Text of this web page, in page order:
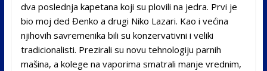
dva poslednja kapetana koji su plovili na jedra. Prvi je
bio moj ded Đenko a drugi Niko Lazari. Kao i većina
njihovih savremenika bili su konzervativni i veliki
tradicionalisti. Prezirali su novu tehnologiju parnih
mašina, a kolege na vaporima smatrali manje vrednim,